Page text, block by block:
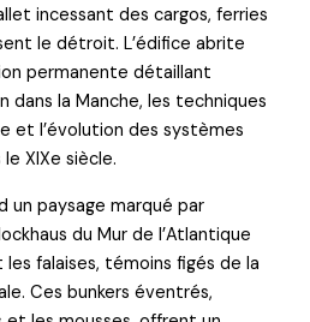
incessant des cargos, ferries
le détroit. L’édifice abrite
permanente détaillant
dans la Manche, les techniques
et l’évolution des systèmes
XIXe siècle.
un paysage marqué par
du Mur de l’Atlantique
falaises, témoins figés de la
Ces bunkers éventrés,